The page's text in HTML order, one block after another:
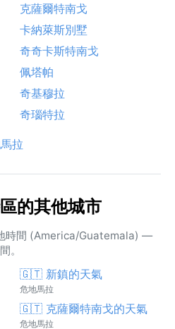
克薩爾特南戈
卡納萊斯別墅
奇奇卡斯特南戈
佩塔帕
奇基穆拉
奇瑙特拉
拉
的其他城市
時間 (America/Guatemala) —
。
🇬🇹 新鎮的天氣
危地馬拉
🇬🇹 克薩爾特南戈的天氣
危地馬拉